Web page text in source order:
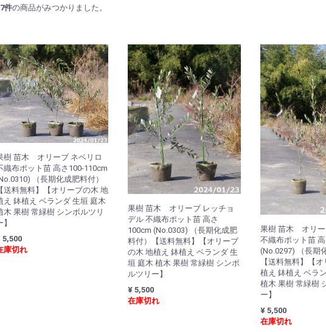
件の商品がみつかりました。
樹 苗木 オリーブ ネベリロ
織布ポット苗 高さ100-110cm
（長期化成肥料付）
【送料無料】【オリーブの木 地
え 鉢植え ベランダ 生垣 庭木
木 果樹 常緑樹 シンボルツリ
】
5,500
庫切れ
果樹 苗木 オリーブ レッチョ
デル 不織布ポット苗 高さ
100cm (No.0303) （長期化成肥
料付）【送料無料】【オリーブ
の木 地植え 鉢植え ベランダ 生
垣 庭木 植木 果樹 常緑樹 シンボ
ルツリー】
¥ 5,500
在庫切れ
果樹 苗木 オリー
不織布ポット苗
(No.0297) （長期
【送料無料】【
植え 鉢植え ベラ
植木 果樹 常緑樹
ー】
¥ 5,500
在庫切れ